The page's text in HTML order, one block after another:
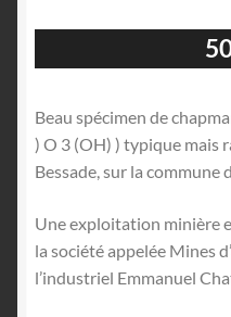
Beau spécimen de
) O 3 (OH) ) typique mais
Bessade, sur la
Une exploitation minière
la société appelée Mines
l’industriel Emmanuel